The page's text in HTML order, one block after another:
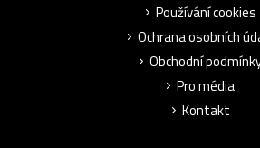
Používání cookies
Ochrana osobních
Obchodní
Pro média
Kontakt